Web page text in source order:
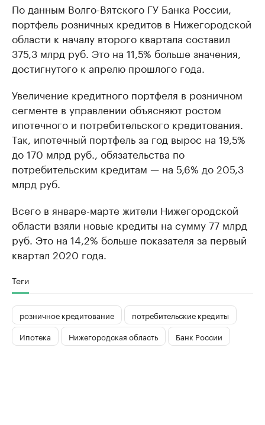
По данным Волго-Вятского ГУ Банка России,
портфель розничных кредитов в Нижегородской
области к началу второго квартала составил
375,3 млрд руб. Это на 11,5% больше значения,
достигнутого к апрелю прошлого года.
Увеличение кредитного портфеля в розничном
сегменте в управлении объясняют ростом
ипотечного и потребительского кредитования.
Так, ипотечный портфель за год вырос на 19,5%
до 170 млрд руб., обязательства по
потребительским кредитам — на 5,6% до 205,3
млрд руб.
Всего в январе-марте жители Нижегородской
области взяли новые кредиты на сумму 77 млрд
руб. Это на 14,2% больше показателя за первый
квартал 2020 года.
Теги
розничное кредитование
потребительские кредиты
Ипотека
Нижегородская область Банк России